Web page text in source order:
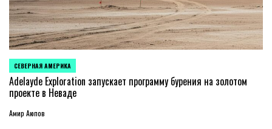
ОПУБЛИКОВАНО
В
СЕВЕРНАЯ АМЕРИКА
Adelayde Exploration запускает программу бурения на золотом
проекте в Неваде
Амир Аюпов